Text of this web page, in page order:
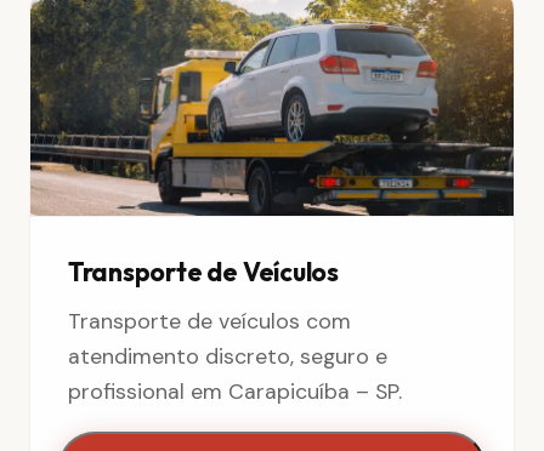
Transporte de Veículos
Transporte de veículos com
atendimento discreto, seguro e
profissional em Carapicuíba – SP.